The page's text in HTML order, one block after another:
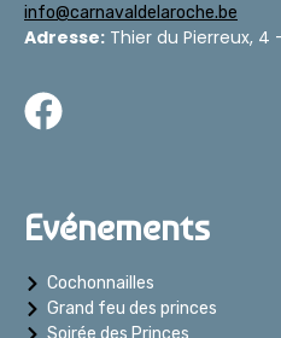
info@carnavaldelaroche.be
Adresse: Thier du Pierreux, 4
Evénements
Cochonnailles
Grand feu des princes